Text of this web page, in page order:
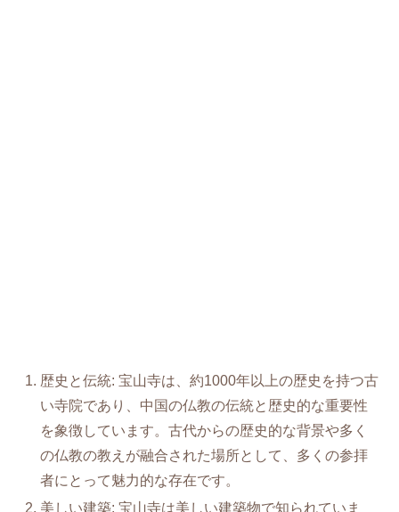
歴史と伝統: 宝山寺は、約1000年以上の歴史を持つ古
い寺院であり、中国の仏教の伝統と歴史的な重要性
を象徴しています。古代からの歴史的な背景や多く
の仏教の教えが融合された場所として、多くの参拝
者にとって魅力的な存在です。
美しい建築: 宝山寺は美しい建築物で知られていま